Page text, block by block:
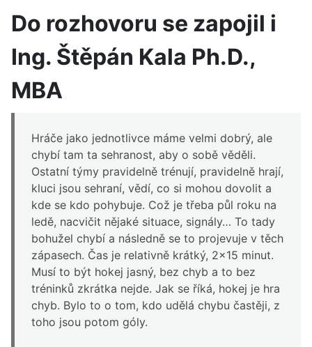
Do rozhovoru se zapojil i
Ing. Štěpán Kala Ph.D.,
MBA
Hráče jako jednotlivce máme velmi dobrý, ale
chybí tam ta sehranost, aby o sobě věděli.
Ostatní týmy pravidelně trénují, pravidelně hrají,
kluci jsou sehraní, vědí, co si mohou dovolit a
kde se kdo pohybuje. Což je třeba půl roku na
ledě, nacvičit nějaké situace, signály… To tady
bohužel chybí a následně se to projevuje v těch
zápasech. Čas je relativně krátký, 2x15 minut.
Musí to být hokej jasný, bez chyb a to bez
tréninků zkrátka nejde. Jak se říká, hokej je hra
chyb. Bylo to o tom, kdo udělá chybu častěji, z
toho jsou potom góly.